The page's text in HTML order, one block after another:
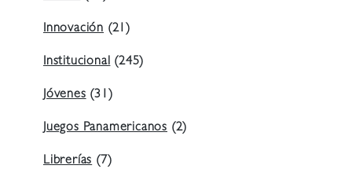
Innovación (21)
Institucional (245)
Jóvenes (31)
Juegos Panamericanos (2)
Librerías (7)